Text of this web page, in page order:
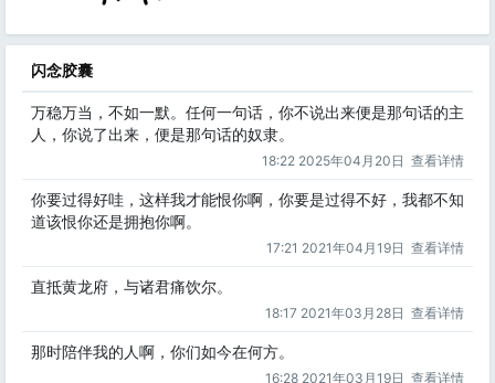
闪念胶囊
万稳万当，不如一默。任何一句话，你不说出来便是那句话的主
人，你说了出来，便是那句话的奴隶。
18:22 2025年04月20日 查看详情
你要过得好哇，这样我才能恨你啊，你要是过得不好，我都不知
道该恨你还是拥抱你啊。
17:21 2021年04月19日 查看详情
直抵黄龙府，与诸君痛饮尔。
18:17 2021年03月28日 查看详情
那时陪伴我的人啊，你们如今在何方。
16:28 2021年03月19日 查看详情